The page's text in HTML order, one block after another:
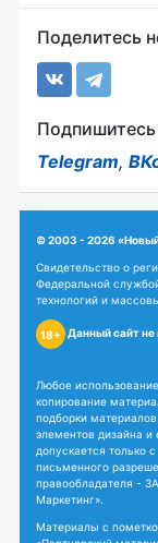
Поделитесь
Подпишитесь
Telegram,
© 2003 - 2026
Свидетельство о
Федеральной
технологий и
18+ Данный сайт не
Любое
копирование
подборки материалов
элементов дизайна и
допускается только с
письменного
правообладателя -
Маркетинг».
Материалы с